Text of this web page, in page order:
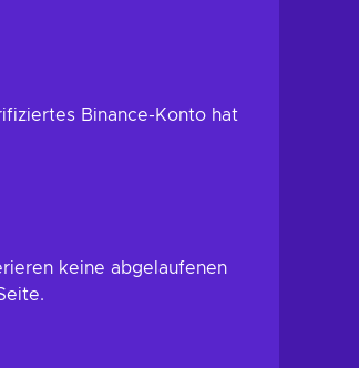
Binance-Konto hat
keine abgelaufenen